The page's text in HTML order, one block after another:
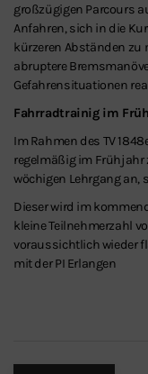
großzügigen Parcours
Anfahren, sich in die
kürzeren Abständen zu
abruptere
Gefahrensituationen
Fahrradtrainig im
Im Rahmen des TV
regelmäßig im
wöchigen Lehrgang an,
Dieser wird im
kleine Teilnehmerzahl
voraussichtlich wieder
mit der PI Erlangen